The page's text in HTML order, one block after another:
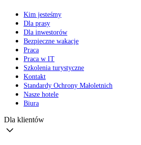
Kim jesteśmy
Dla prasy
Dla inwestorów
Bezpieczne wakacje
Praca
Praca w IT
Szkolenia turystyczne
Kontakt
Standardy Ochrony Małoletnich
Nasze hotele
Biura
Dla klientów